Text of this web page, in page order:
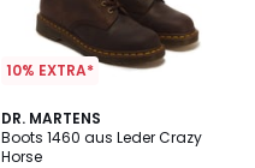
10% EXTRA*
DR. MARTENS
Boots 1460 aus Leder Crazy
Horse
4,8
/ 5